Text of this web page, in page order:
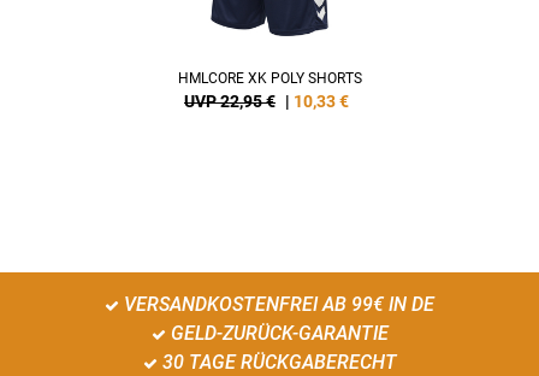
HMLCORE XK POLY SHORTS
UVP 22,95 € | 10,33€
VERSANDKOSTENFREI AB 99€ IN DE
GELD-ZURÜCK-GARANTIE
30 TAGE RÜCKGABERECHT